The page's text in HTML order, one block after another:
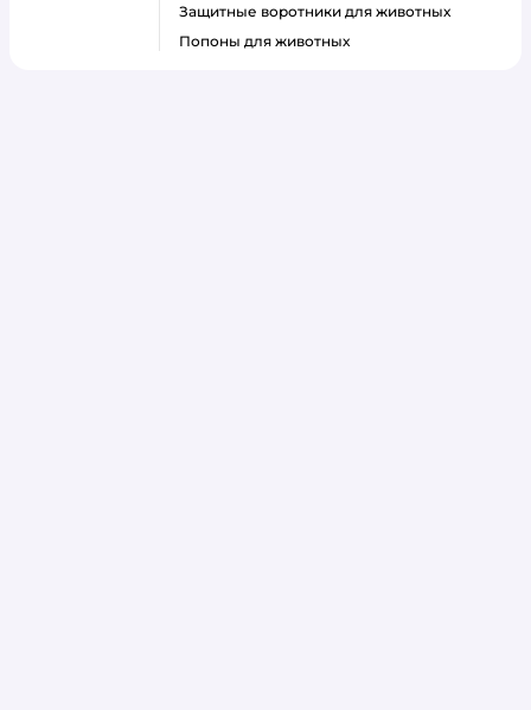
Защитные воротники для животных
Попоны для животных